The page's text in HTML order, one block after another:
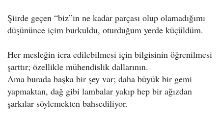
Şiirde geçen “biz”in ne kadar parçası olup olamadığımı
düşününce içim burkuldu, oturduğum yerde küçüldüm.
Her mesleğin icra edilebilmesi için bilgisinin öğrenilmesi
şarttır; özellikle mühendislik dallarının.
Ama burada başka bir şey var; daha büyük bir gemi
yapmaktan, dağ gibi lambalar yakıp hep bir ağızdan
şarkılar söylemekten bahsediliyor.